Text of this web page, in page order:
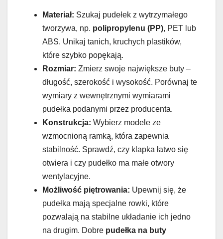
Materiał: Szukaj pudełek z wytrzymałego
tworzywa, np. polipropylenu (PP), PET lub
ABS. Unikaj tanich, kruchych plastików,
które szybko popękają.
Rozmiar: Zmierz swoje największe buty –
długość, szerokość i wysokość. Porównaj te
wymiary z wewnętrznymi wymiarami
pudełka podanymi przez producenta.
Konstrukcja: Wybierz modele ze
wzmocnioną ramką, która zapewnia
stabilność. Sprawdź, czy klapka łatwo się
otwiera i czy pudełko ma małe otwory
wentylacyjne.
Możliwość piętrowania: Upewnij się, że
pudełka mają specjalne rowki, które
pozwalają na stabilne układanie ich jedno
na drugim. Dobre pudełka na buty